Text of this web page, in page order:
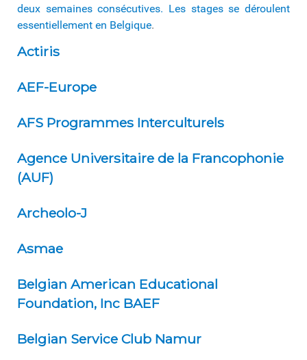
deux semaines consécutives. Les stages se déroulent
essentiellement en Belgique.
Actiris
AEF-Europe
AFS Programmes Interculturels
Agence Universitaire de la Francophonie
(AUF)
Archeolo-J
Asmae
Belgian American Educational
Foundation, Inc BAEF
Belgian Service Club Namur